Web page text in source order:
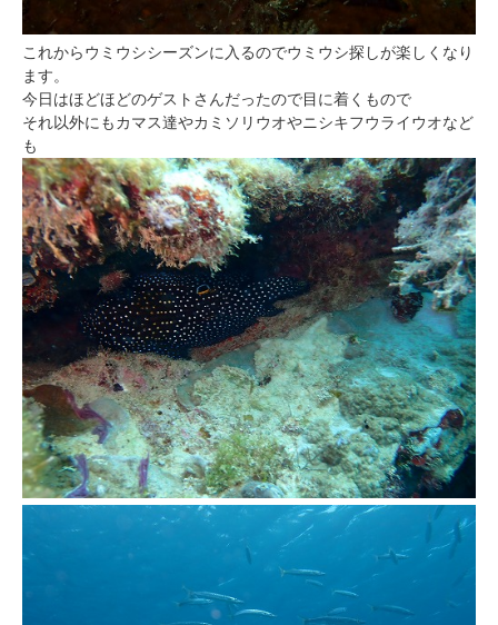
これからウミウシシーズンに入るのでウミウシ探しが楽しくなり
ます。
今日はほどほどのゲストさんだったので目に着くもので
それ以外にもカマス達やカミソリウオやニシキフウライウオなど
も